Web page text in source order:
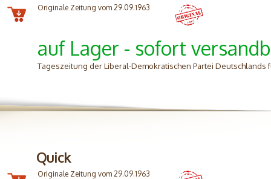
Originale Zeitung vom 29.09.1963
auf Lager - sofort
Tageszeitung der Liberal-Demokratischen Partei
Quick
Originale Zeitung vom 29.09.1963